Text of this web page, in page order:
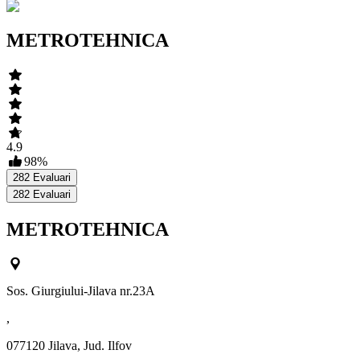
METROTEHNICA
4.9
98%
282 Evaluari
282 Evaluari
METROTEHNICA
Sos. Giurgiului-Jilava nr.23A
,
077120 Jilava, Jud. Ilfov